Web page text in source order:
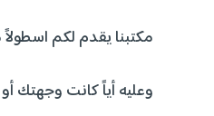
مكتبنا يقدم لكم اسطولاً
وعليه أياً كانت وجهتك